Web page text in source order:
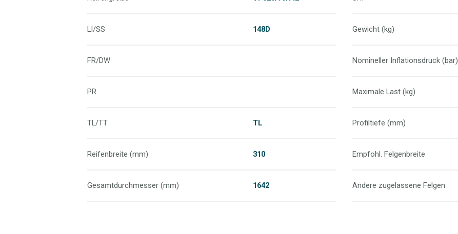
LI/SS 148D
FR/DW
PR
TL/TT TL
Reifenbreite (mm) 310
Gesamtdurchmesser (mm) 1642
Gewicht (kg)
Nomineller Inflationsdruck (bar)
Maximale Last (kg)
Profiltiefe (mm)
Empfohl. Felgenbreite
Andere zugelassene Felgen